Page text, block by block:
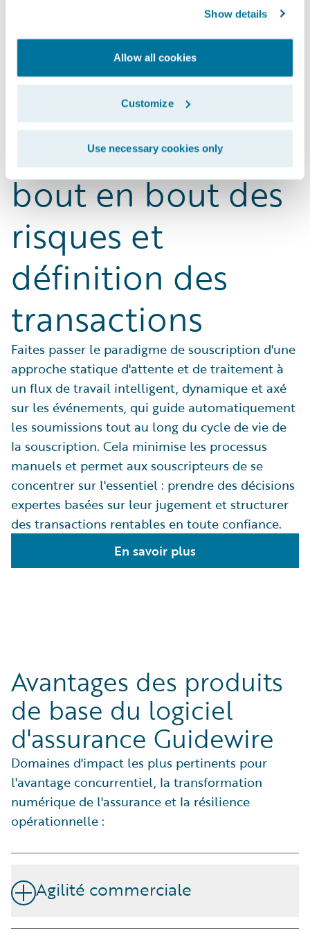
Show details
Allow all cookies
Customize
Use necessary cookies only
UnderwritingCent
er : Évaluation
intelligente et de
bout en bout des
risques et
définition des
transactions
Faites passer le paradigme de souscription d'une
approche statique d'attente et de traitement à
un flux de travail intelligent, dynamique et axé
sur les événements, qui guide automatiquement
les soumissions tout au long du cycle de vie de
la souscription. Cela minimise les processus
manuels et permet aux souscripteurs de se
concentrer sur l'essentiel : prendre des décisions
expertes basées sur leur jugement et structurer
des transactions rentables en toute confiance.
En savoir plus
Avantages des produits
de base du logiciel
d'assurance Guidewire
Domaines d'impact les plus pertinents pour
l'avantage concurrentiel, la transformation
numérique de l'assurance et la résilience
opérationnelle :
Agilité commerciale
Adaptez-vous rapidement aux évolutions du marché,